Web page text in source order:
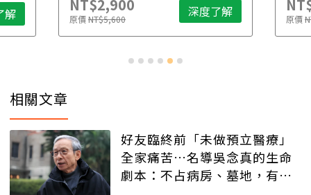
解 NT$2,900
原價NT$5,600 深度了解 原價
相關文章
好友臨終前「未做預立醫療」
全家痛苦…名導吳念真的生命
劇本：不占病房、墓地，有人